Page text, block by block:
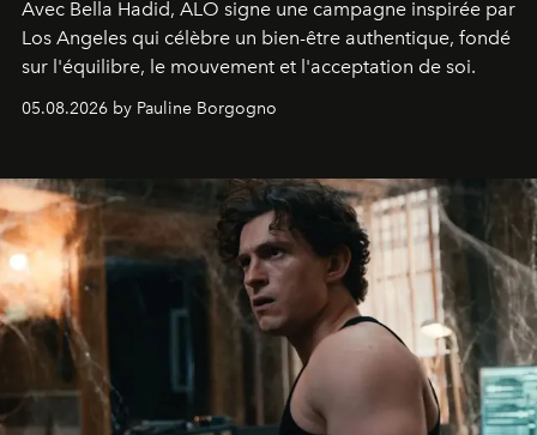
Avec Bella Hadid, ALO signe une campagne inspirée par
Los Angeles qui célèbre un bien-être authentique, fondé
sur l'équilibre, le mouvement et l'acceptation de soi.
05.08.2026 by Pauline Borgogno